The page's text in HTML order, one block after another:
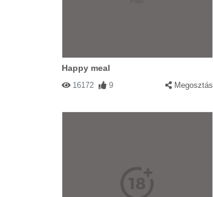
Happy meal
16172 9 Megosztás